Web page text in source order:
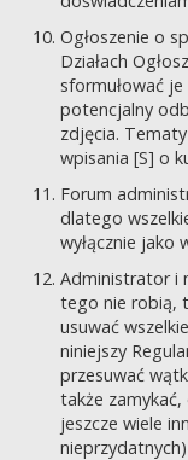
Ogłoszenie o
Działach
sformułować
potencjalny
zdjęcia.
wpisania [S] o
Forum
dlatego
wyłącznie jako
Administrator i
tego nie robią,
usuwać
niniejszy
przesuwać
także
jeszcze wiele